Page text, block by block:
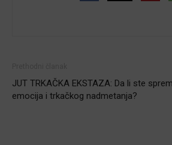
JUT TRKAČKA EKSTAZA: Da li ste
emocija i trkačkog nadmetanja?